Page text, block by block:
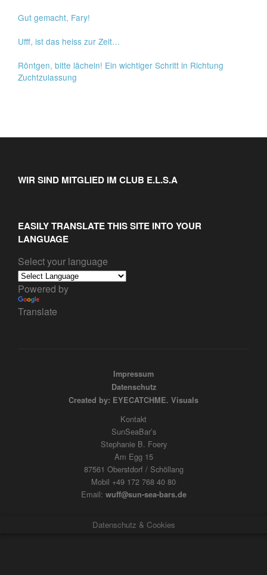
Gut gemacht, Fary!
Ufff, ist das heiss zur Zeit…
Röntgen, bitte lächeln! Ein wichtiger Schritt in Richtung
Zuchtzulassung
WIR SIND MITGLIED IM CLUB E.L.S.A
EASILY TRANSLATE THIS SITE INTO YOUR
LANGUAGE
Select your language
Powered by
Translate
Impressum
Datenschutz
Created by: EYECATCHME. Visuals
Kontakt
SunSeaBar’s
Stephanie B. Foery
Am Egg 15
87561 Oberstdorf / Schöllang
Mobil +49 172 768 40 80
Email: wuff@sun-sea-bars.de
Datenschutz & Cookies